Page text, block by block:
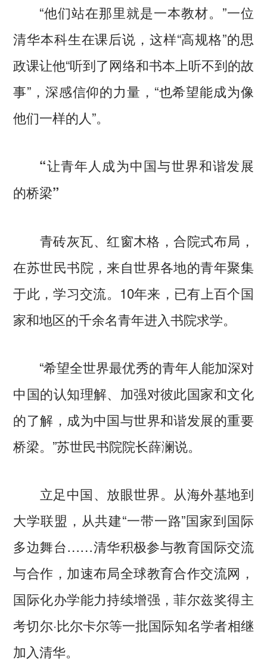
“他们站在那里就是一本教材。”一位
清华本科生在课后说，这样“高规格”的思
政课让他“听到了网络和书本上听不到的故
事”，深感信仰的力量，“也希望能成为像
他们一样的人”。
“让青年人成为中国与世界和谐发展
的桥梁”
青砖灰瓦、红窗木格，合院式布局，
在苏世民书院，来自世界各地的青年聚集
于此，学习交流。10年来，已有上百个国
家和地区的千余名青年进入书院求学。
“希望全世界最优秀的青年人能加深对
中国的认知理解、加强对彼此国家和文化
的了解，成为中国与世界和谐发展的重要
桥梁。”苏世民书院院长薛澜说。
立足中国、放眼世界。从海外基地到
大学联盟，从共建“一带一路”国家到国际
多边舞台……清华积极参与教育国际交流
与合作，加速布局全球教育合作交流网，
国际化办学能力持续增强，菲尔兹奖得主
考切尔·比尔卡尔等一批国际知名学者相继
加入清华。